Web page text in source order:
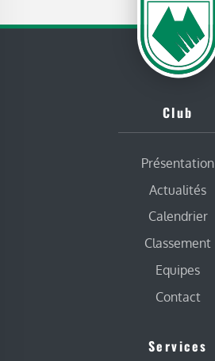
Club
Présentation
Actualités
Calendrier
Classement
Equipes
Contact
Services